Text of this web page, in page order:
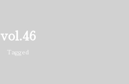
vol.46
Tagged